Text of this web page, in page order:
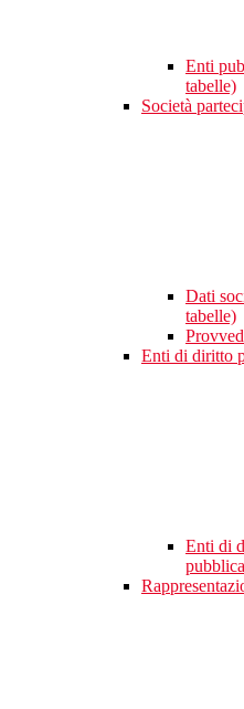
Enti
tabelle)
Società
Dati
tabelle)
Enti di diritto
Enti di